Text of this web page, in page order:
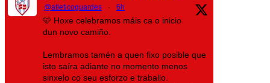
@atleticoguardes · 6h
🩵 Hoxe celebramos máis ca o inicio
dun novo camiño.
Lembramos tamén a quen fixo posible que
isto saíra adiante no momento menos
sinxelo co seu esforzo e traballo.